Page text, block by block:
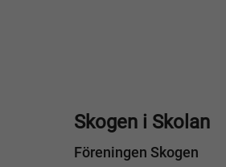
Skogen i Skolan
Föreningen Skogen